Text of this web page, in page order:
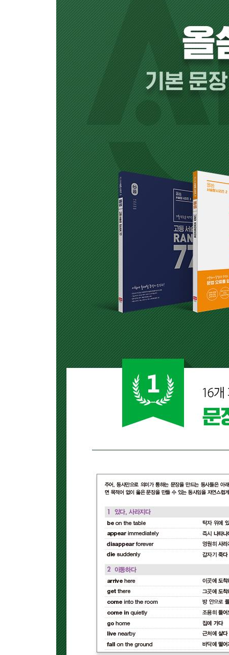
PATTERN 13 s+V+명사(구)1 +명사(구)2 II
OVERALL TEST 5
Part 6
PATTERN 14 s+V+명사+명사(구)/형용사(구)
PATTERN 15 s+V+명사+to부정사(구)
PATTERN 16 s+V+명사+v/v-ing/p.p.
OVERALL TEST 6
WORKBOOK
정답 및 해설